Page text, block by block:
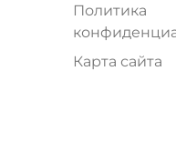
Политика
Карта сайта